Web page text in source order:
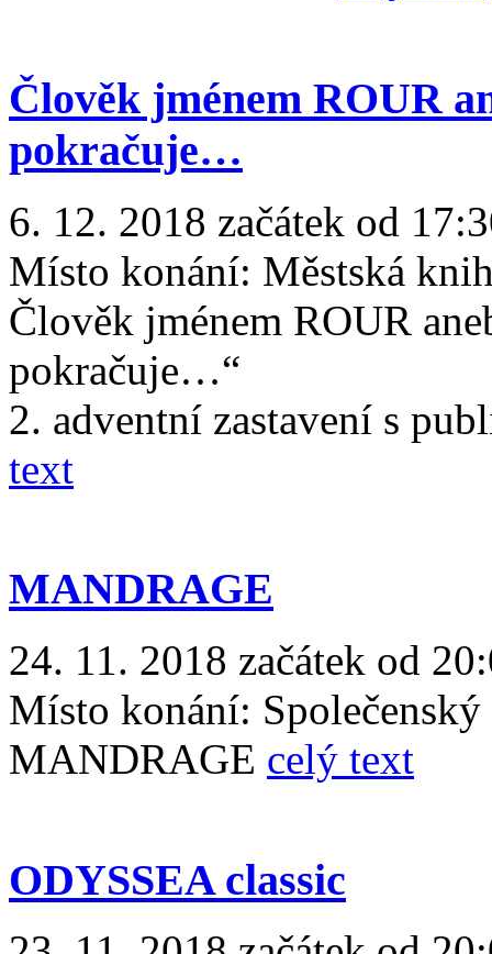
Člověk jménem ROUR
pokračuje…
6. 12. 2018 začátek od
Místo konání: Městská
Člověk jménem ROUR
pokračuje…“
2. adventní zastavení s
text
MANDRAGE
24. 11. 2018 začátek od
Místo konání:
MANDRAGE celý text
ODYSSEA classic